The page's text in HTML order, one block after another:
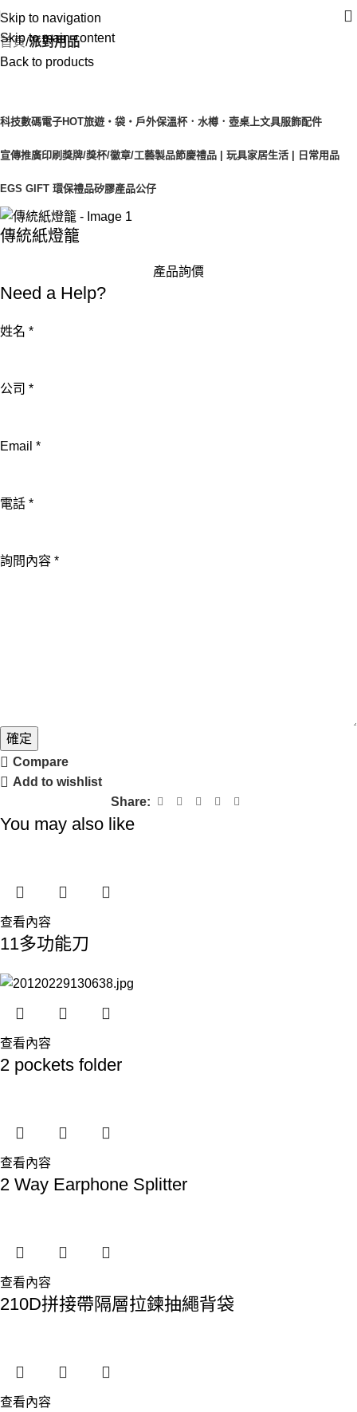
Skip to navigation
Skip to main content
首頁 派對用品
Back to products
科技數碼電子HOT旅遊‧袋‧戶外保溫杯．水樽．壺桌上文具服飾配件
宣傳推廣印刷 獎牌/獎杯/徽章/工藝製品節慶禮品 | 玩具家居生活 | 日常用品
EGS GIFT 環保禮品矽膠產品公仔
傳統紙燈籠
產品詢價
Need a Help?
姓名 *
公司 *
電
問
公
Email *
電話 *
詢問內容 *
確定
Compare
Add to wishlist
Share:
You may also like
查看內容
11多功能刀
查看內容
2 pockets folder
查看內容
2 Way Earphone Splitter
查看內容
210D拼接帶隔層拉鍊抽繩背袋
查看內容